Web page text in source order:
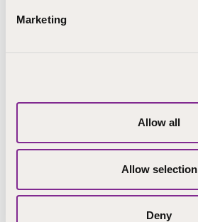
Marketing
Allow all
Allow selection
Deny